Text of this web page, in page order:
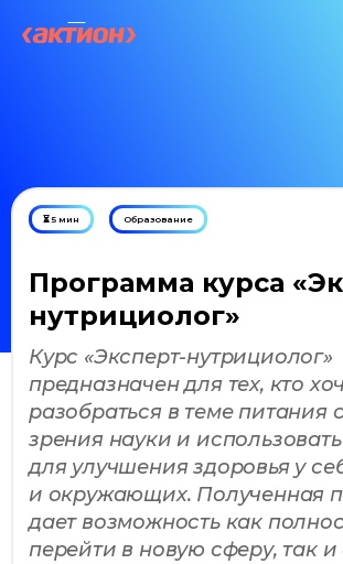
⏳ 5 мин Образование
Программа курса
нутрициолог»
Курс «Эксперт-нутрициолог»
предназначен для тех, кто
разобраться в теме питания
зрения науки и
для улучшения здоровья у
и окружающих. Полученная
дает возможность как
перейти в новую сферу, так